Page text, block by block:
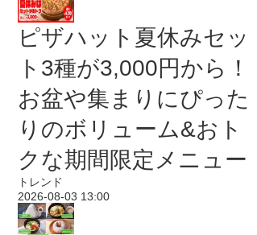
ピザハット夏休みセッ
ト3種が3,000円から！
お盆や集まりにぴった
りのボリューム&おト
クな期間限定メニュー
トレンド
2026-08-03 13:00